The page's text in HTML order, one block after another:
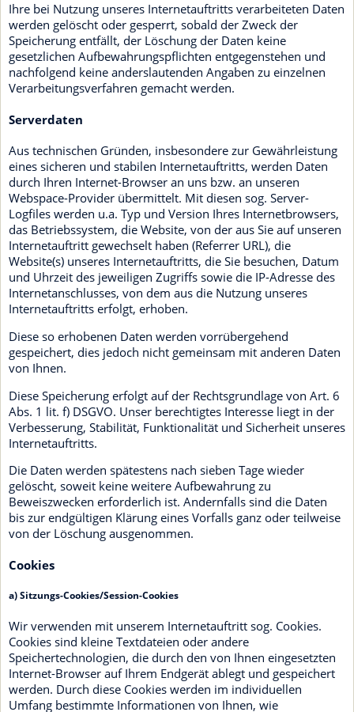
Ihre bei Nutzung unseres Internetauftritts verarbeiteten Daten
werden gelöscht oder gesperrt, sobald der Zweck der
Speicherung entfällt, der Löschung der Daten keine
gesetzlichen Aufbewahrungspflichten entgegenstehen und
nachfolgend keine anderslautenden Angaben zu einzelnen
Verarbeitungsverfahren gemacht werden.
Serverdaten
Aus technischen Gründen, insbesondere zur Gewährleistung
eines sicheren und stabilen Internetauftritts, werden Daten
durch Ihren Internet-Browser an uns bzw. an unseren
Webspace-Provider übermittelt. Mit diesen sog. Server-
Logfiles werden u.a. Typ und Version Ihres Internetbrowsers,
das Betriebssystem, die Website, von der aus Sie auf unseren
Internetauftritt gewechselt haben (Referrer URL), die
Website(s) unseres Internetauftritts, die Sie besuchen, Datum
und Uhrzeit des jeweiligen Zugriffs sowie die IP-Adresse des
Internetanschlusses, von dem aus die Nutzung unseres
Internetauftritts erfolgt, erhoben.
Diese so erhobenen Daten werden vorrübergehend
gespeichert, dies jedoch nicht gemeinsam mit anderen Daten
von Ihnen.
Diese Speicherung erfolgt auf der Rechtsgrundlage von Art. 6
Abs. 1 lit. f) DSGVO. Unser berechtigtes Interesse liegt in der
Verbesserung, Stabilität, Funktionalität und Sicherheit unseres
Internetauftritts.
Die Daten werden spätestens nach sieben Tage wieder
gelöscht, soweit keine weitere Aufbewahrung zu
Beweiszwecken erforderlich ist. Andernfalls sind die Daten
bis zur endgültigen Klärung eines Vorfalls ganz oder teilweise
von der Löschung ausgenommen.
Cookies
a) Sitzungs-Cookies/Session-Cookies
Wir verwenden mit unserem Internetauftritt sog. Cookies.
Cookies sind kleine Textdateien oder andere
Speichertechnologien, die durch den von Ihnen eingesetzten
Internet-Browser auf Ihrem Endgerät ablegt und gespeichert
werden. Durch diese Cookies werden im individuellen
Umfang bestimmte Informationen von Ihnen, wie